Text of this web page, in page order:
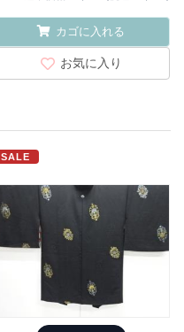
カゴに入れる
お気に入り
SALE